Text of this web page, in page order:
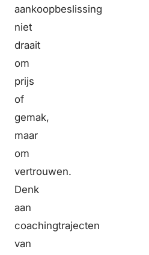
aankoopbeslissing
niet
draait
om
prijs
of
gemak,
maar
om
vertrouwen.
Denk
aan
coachingtrajecten
van